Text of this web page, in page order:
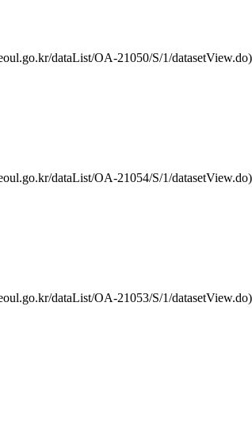
dataList/OA-21050/S/1/datasetView.do)
dataList/OA-21054/S/1/datasetView.do)
dataList/OA-21053/S/1/datasetView.do)